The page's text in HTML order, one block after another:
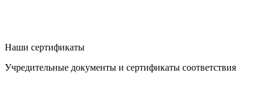
Наши сертификаты
Учредительные документы и сертификаты соответствия